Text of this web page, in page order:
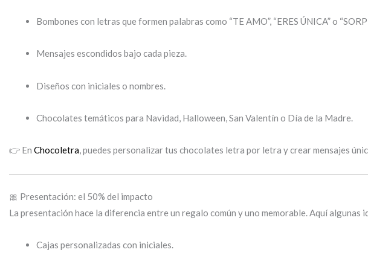
Bombones con letras que formen palabras como “TE AMO”, “ERES ÚNICA” o
Mensajes escondidos bajo cada pieza.
Diseños con iniciales o nombres.
Chocolates temáticos para Navidad, Halloween, San Valentín o Día de la Madre.
👉 En Chocoletra, puedes personalizar tus chocolates letra por letra y crear mensajes
🎀 Presentación: el 50% del impacto
La presentación hace la diferencia entre un regalo común y uno memorable. Aquí algunas
Cajas personalizadas con iniciales.